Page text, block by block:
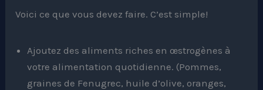
Voici ce que vous devez faire. C’est simple!
Ajoutez des aliments riches en œstrogènes à
votre alimentation quotidienne. (Pommes,
graines de Fenugrec, huile d’olive, oranges,